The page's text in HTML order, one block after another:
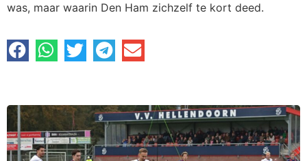
was, maar waarin Den Ham zichzelf te kort deed.